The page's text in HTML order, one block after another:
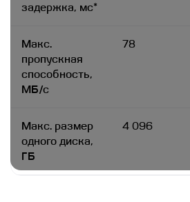
задержка, мс*
Макс.
пропускная
способность,
МБ/с
78
Макс. размер
одного диска,
ГБ
4 096